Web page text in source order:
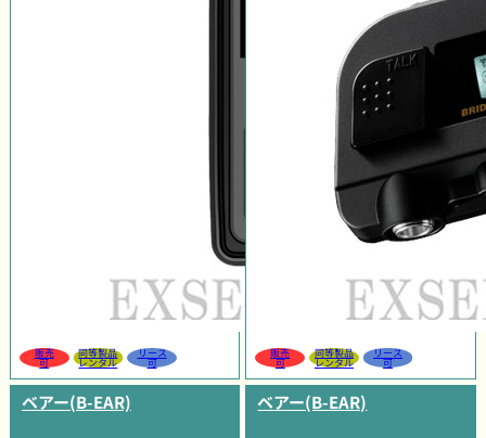
販売
可
同等製品
レンタル
リース
可
販売
可
同等製品
レンタル
リース
可
ベアー(B-EAR) ベアー(B-EAR)